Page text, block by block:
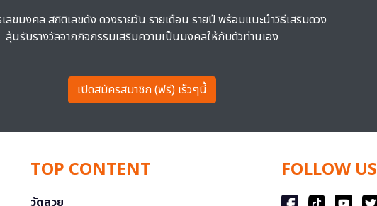
เลขมงคล สถิติเลขดัง ดวงรายวัน รายเดือน รายปี พร้อมแนะนำวิธีเสริมดวง
ลุ้นรับรางวัลจากกิจกรรมเสริมความเป็นมงคลให้กับตัวท่านเอง
เปิดสมัครสมาชิก (ฟรี) เร็วๆนี้
TOP CONTENT
วัดสวย
FOLLOW US